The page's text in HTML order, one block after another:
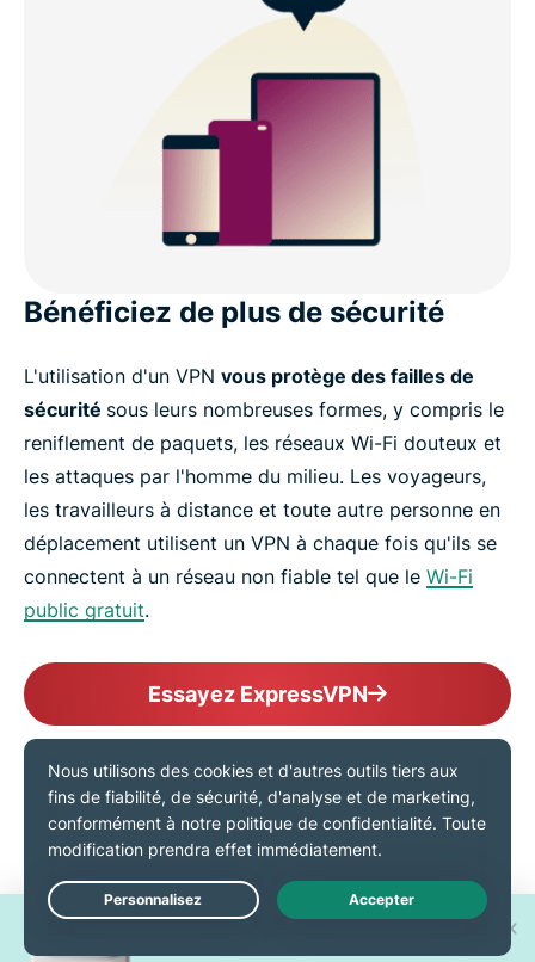
Bénéficiez de plus de sécurité
L'utilisation d'un VPN vous protège des failles de
sécurité sous leurs nombreuses formes, y compris le
reniflement de paquets, les réseaux Wi-Fi douteux et
les attaques par l'homme du milieu. Les voyageurs,
les travailleurs à distance et toute autre personne en
déplacement utilisent un VPN à chaque fois qu'ils se
connectent à un réseau non fiable tel que le Wi-Fi
public gratuit.
Essayez ExpressVPN
Quand utiliser un VPN ?
Si la vie privée est importante pour vous, vous
devriez utiliser un VPNchaque fois que vous vous
connectez à un réseau internet. Une appli VPN
Gagnez l'un des 30 nouveaux